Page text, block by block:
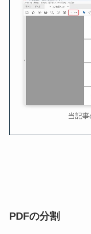
当記
PDFの分割